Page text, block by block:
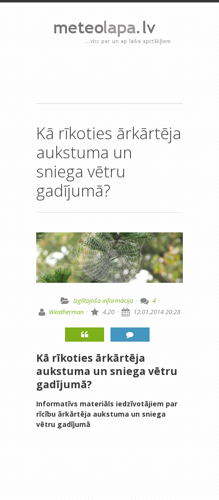
Kā rīkoties ārkārtēja
aukstuma un
sniega vētru
gadījumā?
Izglītojoša informācija · 4 ·
Weatherman · 4.20 · 12.01.2014 20:28
Kā rīkoties ārkārtēja
aukstuma un sniega vētru
gadījumā?
Informatīvs materiāls iedzīvotājiem par
rīcību ārkārtēja aukstuma un sniega
vētru gadījumā